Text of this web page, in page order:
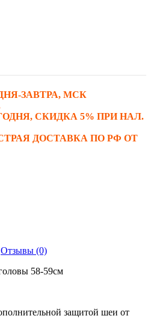
ЗАВТРА, МСК
СКИДКА 5% ПРИ НАЛ.
ДОСТАВКА ПО РФ ОТ
Отзывы (0)
58-59см
защитой шеи от